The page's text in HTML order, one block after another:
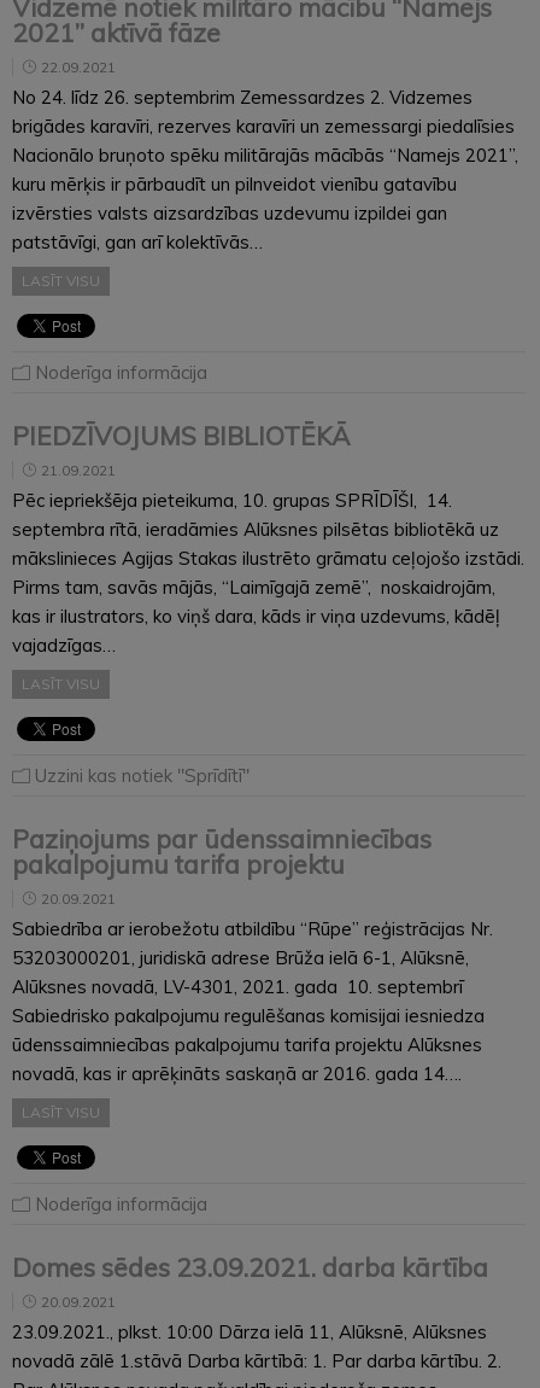
Vidzemē notiek militāro mācību “Namejs
2021” aktīvā fāze
22.09.2021
No 24. līdz 26. septembrim Zemessardzes 2. Vidzemes
brigādes karavīri, rezerves karavīri un zemessargi piedalīsies
Nacionālo bruņoto spēku militārajās mācībās “Namejs 2021”,
kuru mērķis ir pārbaudīt un pilnveidot vienību gatavību
izvērsties valsts aizsardzības uzdevumu izpildei gan
patstāvīgi, gan arī kolektīvās…
LASĪT VISU
Noderīga informācija
PIEDZĪVOJUMS BIBLIOTĒKĀ
21.09.2021
Pēc iepriekšēja pieteikuma, 10. grupas SPRĪDĪŠI, 14.
septembra rītā, ieradāmies Alūksnes pilsētas bibliotēkā uz
mākslinieces Agijas Stakas ilustrēto grāmatu ceļojošo izstādi.
Pirms tam, savās mājās, “Laimīgajā zemē”, noskaidrojām,
kas ir ilustrators, ko viņš dara, kāds ir viņa uzdevums, kādēļ
vajadzīgas…
LASĪT VISU
Uzzini kas notiek "Sprīdītī"
Paziņojums par ūdenssaimniecības
pakalpojumu tarifa projektu
20.09.2021
Sabiedrība ar ierobežotu atbildību “Rūpe” reģistrācijas Nr.
53203000201, juridiskā adrese Brūža ielā 6-1, Alūksnē,
Alūksnes novadā, LV-4301, 2021. gada 10. septembrī
Sabiedrisko pakalpojumu regulēšanas komisijai iesniedza
ūdenssaimniecības pakalpojumu tarifa projektu Alūksnes
novadā, kas ir aprēķināts saskaņā ar 2016. gada 14….
LASĪT VISU
Noderīga informācija
Domes sēdes 23.09.2021. darba kārtība
20.09.2021
23.09.2021., plkst. 10:00 Dārza ielā 11, Alūksnē, Alūksnes
novadā zālē 1.stāvā Darba kārtībā: 1. Par darba kārtību. 2.